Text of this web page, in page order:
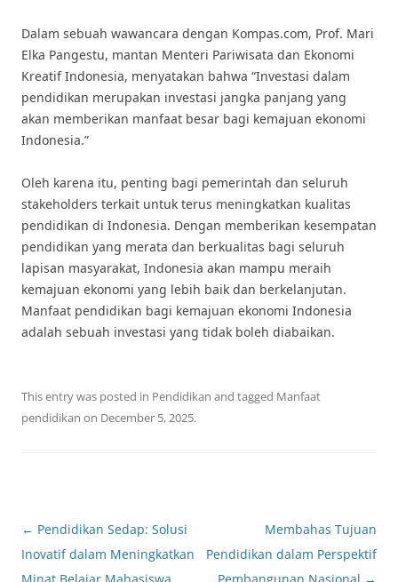
Dalam sebuah wawancara dengan Kompas.com, Prof. Mari
Elka Pangestu, mantan Menteri Pariwisata dan Ekonomi
Kreatif Indonesia, menyatakan bahwa “Investasi dalam
pendidikan merupakan investasi jangka panjang yang
akan memberikan manfaat besar bagi kemajuan ekonomi
Indonesia.”
Oleh karena itu, penting bagi pemerintah dan seluruh
stakeholders terkait untuk terus meningkatkan kualitas
pendidikan di Indonesia. Dengan memberikan kesempatan
pendidikan yang merata dan berkualitas bagi seluruh
lapisan masyarakat, Indonesia akan mampu meraih
kemajuan ekonomi yang lebih baik dan berkelanjutan.
Manfaat pendidikan bagi kemajuan ekonomi Indonesia
adalah sebuah investasi yang tidak boleh diabaikan.
This entry was posted in Pendidikan and tagged Manfaat
pendidikan on December 5, 2025.
Post
navigation
← Pendidikan Sedap: Solusi
Inovatif dalam Meningkatkan
Membahas Tujuan
Pendidikan dalam Perspektif